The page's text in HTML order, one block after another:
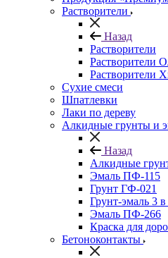
Растворители
Назад
Растворители
Растворители
Растворители
Сухие смеси
Шпатлевки
Лаки по дереву
Алкидные грунты и
Назад
Алкидные
Эмаль ПФ-115
Грунт ГФ-021
Грунт-эмаль 3 в
Эмаль ПФ-266
Краска для
Бетоноконтакты